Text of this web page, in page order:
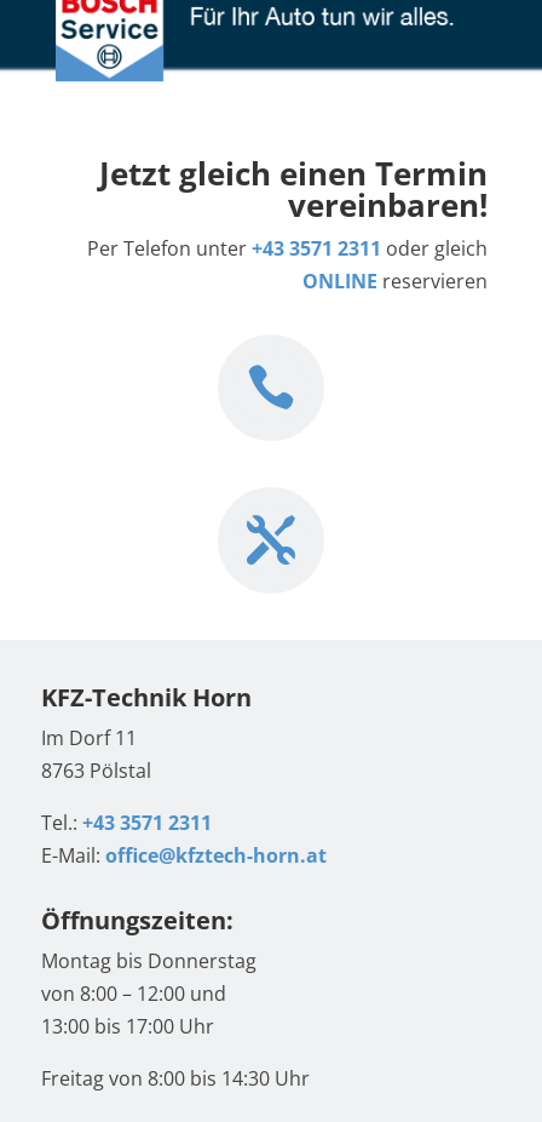
Jetzt gleich einen Termin
vereinbaren!
Per Telefon unter+43 3571 2311 oder gleich
ONLINE reservieren


KFZ-Technik Horn
Im Dorf 11
8763 Pölstal
Tel.: +43 3571 2311
E-Mail: office@kfztech-horn.at
Öffnungszeiten:
Montag bis Donnerstag
von 8:00 – 12:00 und
13:00 bis 17:00 Uhr
Freitag von 8:00 bis 14:30 Uhr